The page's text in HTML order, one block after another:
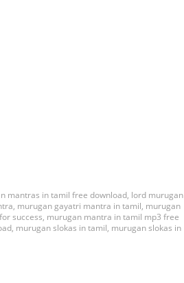
mantras in tamil free download, lord murugan
, murugan gayatri mantra in tamil, murugan
success, murugan mantra in tamil mp3 free
, murugan slokas in tamil, murugan slokas in